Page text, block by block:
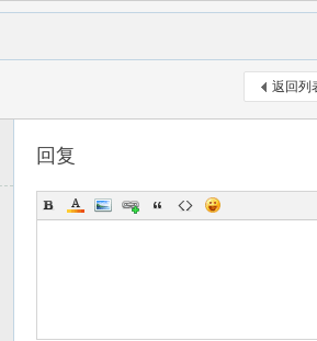
返回列
回复